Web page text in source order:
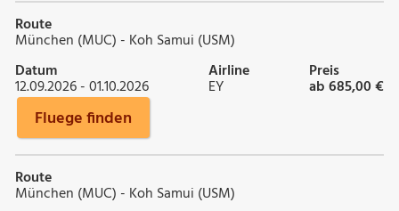
Route
München (MUC) - Koh Samui (USM)
Datum
12.09.2026 - 01.10.2026
Airline
EY
Preis
ab 685,00 €
Fluege finden
Route
München (MUC) - Koh Samui (USM)